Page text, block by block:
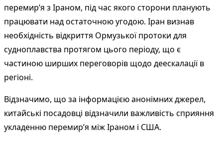
перемир’я з Іраном, під час якого сторони планують
працювати над остаточною угодою. Іран визнав
необхідність відкриття Ормузької протоки для
судноплавства протягом цього періоду, що є
частиною ширших переговорів щодо деескалації в
регіоні.
Відзначимо, що за інформацією анонімних джерел,
китайські посадовці відзначили важливість сприяння
укладенню перемир’я між Іраном і США.